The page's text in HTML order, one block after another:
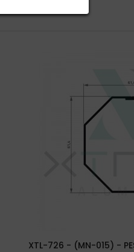
XTL-726 - (MN-015) -